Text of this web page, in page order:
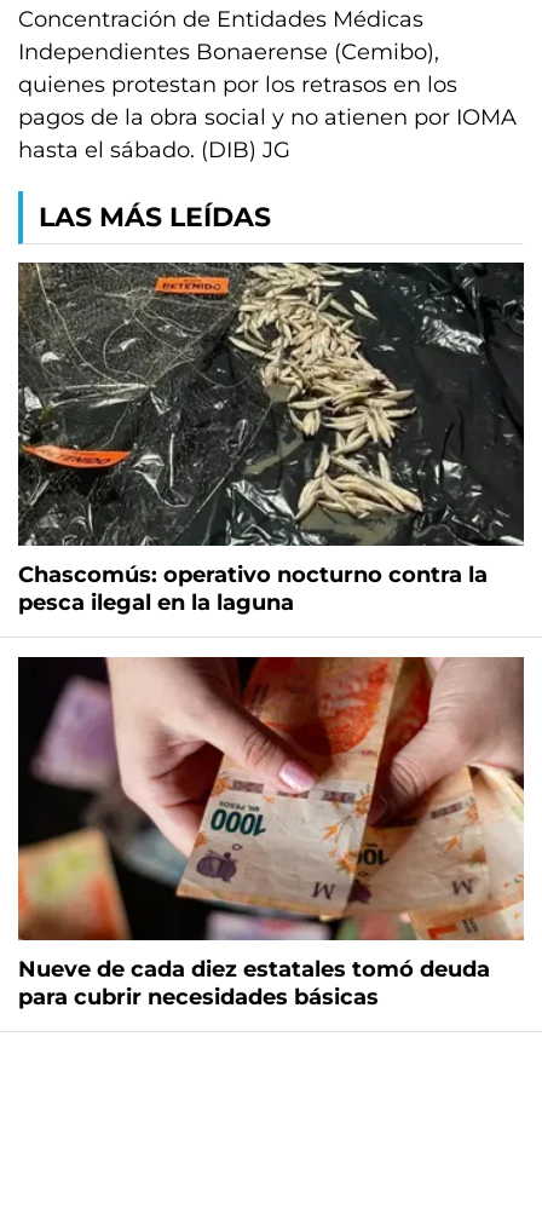
Concentración de Entidades Médicas
Independientes Bonaerense (Cemibo),
quienes protestan por los retrasos en los
pagos de la obra social y no atienen por IOMA
hasta el sábado. (DIB) JG
LAS MÁS LEÍDAS
Chascomús: operativo nocturno contra la
pesca ilegal en la laguna
Nueve de cada diez estatales tomó deuda
para cubrir necesidades básicas